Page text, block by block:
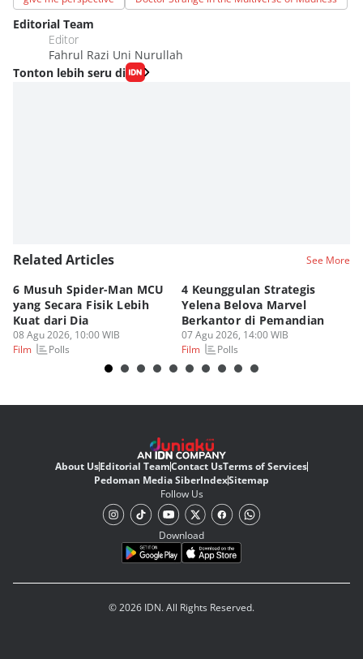
Editorial Team
Editor
Fahrul Razi Uni Nurullah
Tonton lebih seru di
Related Articles See More
6 Musuh Spider-Man MCU
yang Secara Fisik Lebih
Kuat dari Dia
08 Agu 2026, 10:00 WIB
Film
Polls
4 Keunggulan Strategis
Yelena Belova Marvel
Berkantor di Pemandian
07 Agu 2026, 14:00 WIB
Film
Polls
About UsEditorial TeamContact UsTerms of Services
Pedoman Media SiberIndexSitemap
Follow Us
Download
© 2026 IDN. All Rights Reserved.